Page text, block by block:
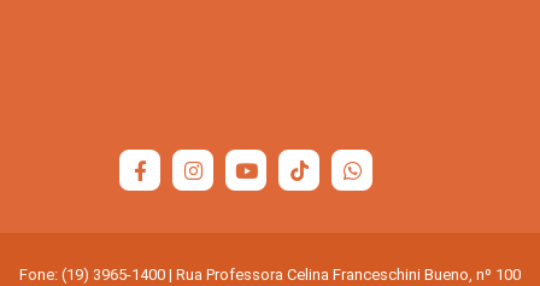
Fone: (19) 3965-1400 | Rua Professora Celina Franceschini Bueno, nº 100